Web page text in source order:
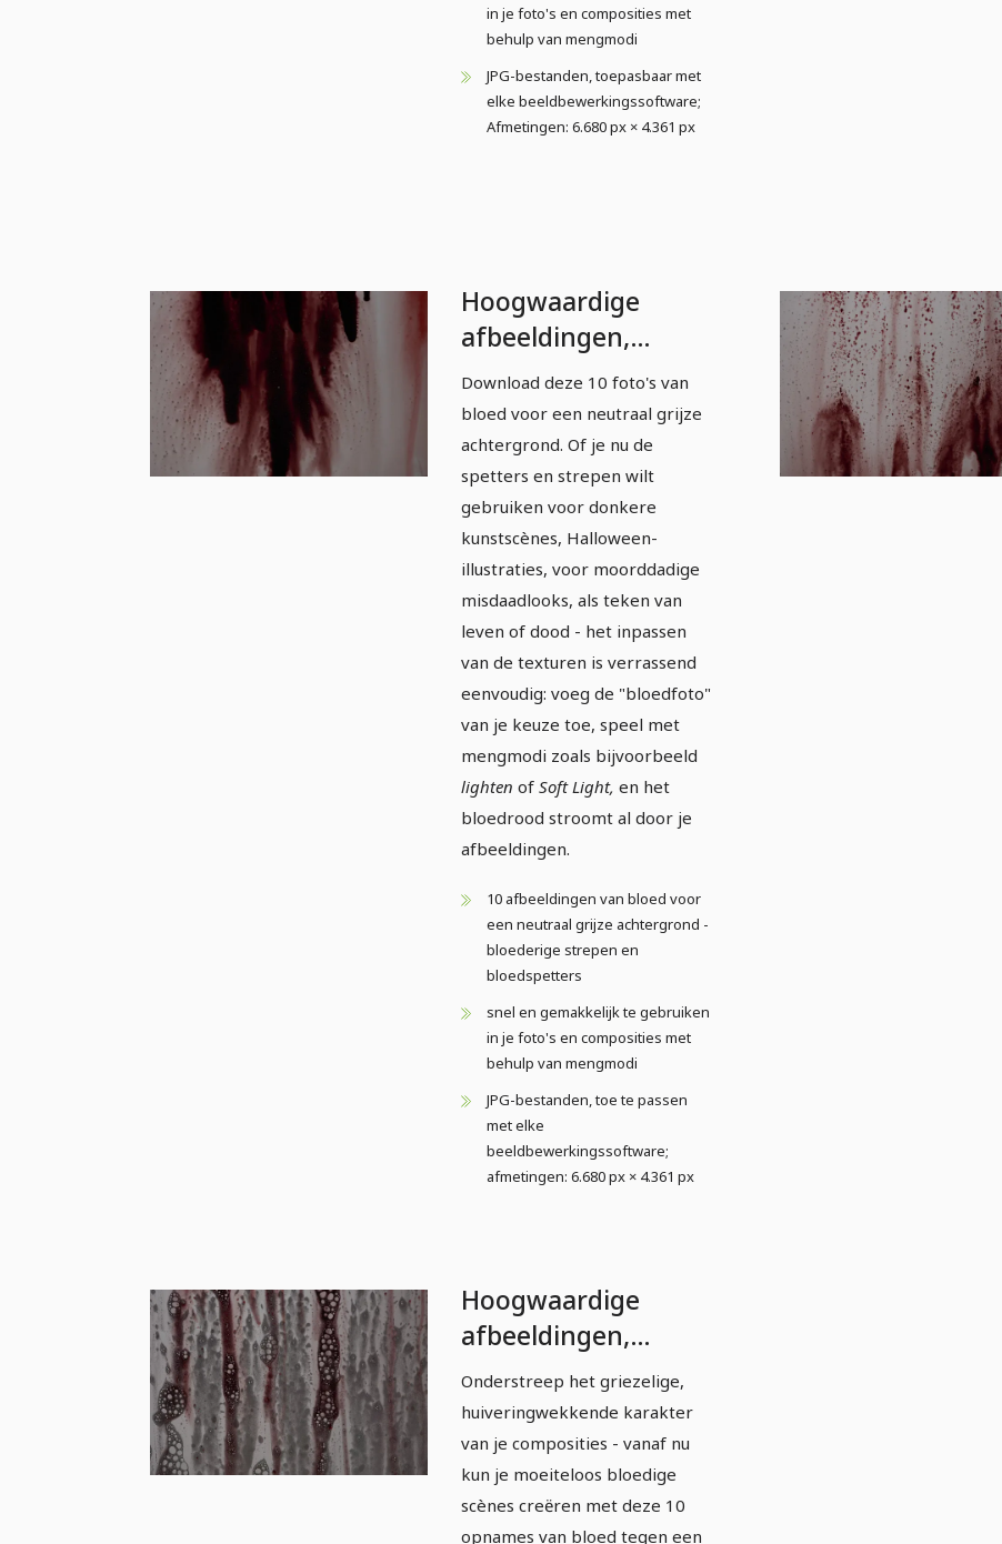
in je foto's en composities met
behulp van mengmodi
JPG-bestanden, toepasbaar met
elke beeldbewerkingssoftware;
Afmetingen: 6.680 px × 4.361 px
Hoogwaardige
afbeeldingen,
texturen & overlays:
bloed &
bloedspetters 3
Download deze 10 foto's van
bloed voor een neutraal grijze
achtergrond. Of je nu de
spetters en strepen wilt
gebruiken voor donkere
kunstscènes, Halloween-
illustraties, voor moorddadige
misdaadlooks, als teken van
leven of dood - het inpassen
van de texturen is verrassend
eenvoudig: voeg de "bloedfoto"
van je keuze toe, speel met
mengmodi zoals bijvoorbeeld
lighten of Soft Light, en het
bloedrood stroomt al door je
afbeeldingen.
10 afbeeldingen van bloed voor
een neutraal grijze achtergrond -
bloederige strepen en
bloedspetters
snel en gemakkelijk te gebruiken
in je foto's en composities met
behulp van mengmodi
JPG-bestanden, toe te passen
met elke
beeldbewerkingssoftware;
afmetingen: 6.680 px × 4.361 px
Hoogwaardige
afbeeldingen,
texturen & overlays:
Bloed &
bloedspetters 5
Onderstreep het griezelige,
huiveringwekkende karakter
van je composities - vanaf nu
kun je moeiteloos bloedige
scènes creëren met deze 10
opnames van bloed tegen een